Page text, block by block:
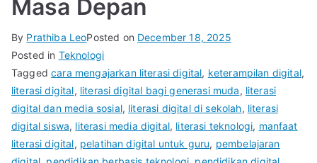
Masa Depan
By Prathiba LeoPosted on December 18, 2025
Posted in Teknologi
Taggedcara mengajarkan literasi digital, keterampilan digital,
literasi digital, literasi digital bagi generasi muda, literasi
digital dan media sosial, literasi digital di sekolah, literasi
digital siswa, literasi media digital, literasi teknologi, manfaat
literasi digital, pelatihan digital untuk guru, pembelajaran